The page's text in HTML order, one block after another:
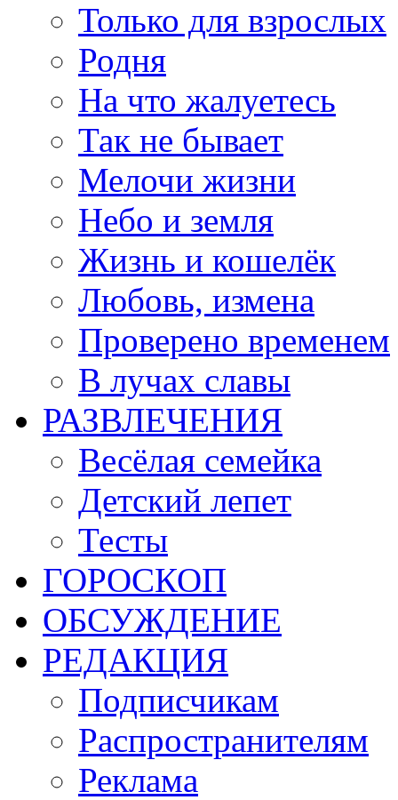
Только для взрослых
Родня
На что жалуетесь
Так не бывает
Мелочи жизни
Небо и земля
Жизнь и кошелёк
Любовь, измена
Проверено временем
В лучах славы
РАЗВЛЕЧЕНИЯ
Весёлая семейка
Детский лепет
Тесты
ГОРОСКОП
ОБСУЖДЕНИЕ
РЕДАКЦИЯ
Подписчикам
Распространителям
Реклама